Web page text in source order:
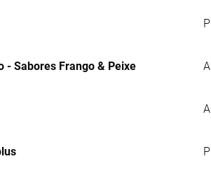
- Sabores Frango & Peixe